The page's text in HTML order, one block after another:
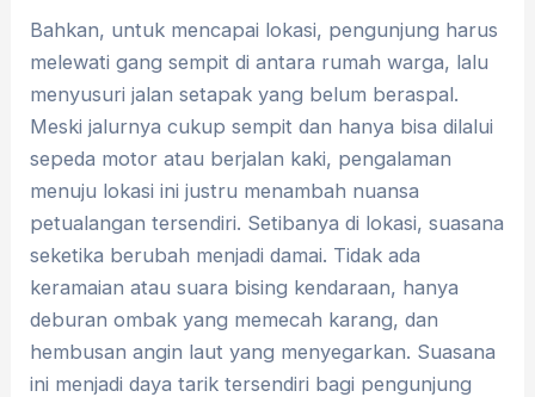
Bahkan, untuk mencapai lokasi, pengunjung harus
melewati gang sempit di antara rumah warga, lalu
menyusuri jalan setapak yang belum beraspal.
Meski jalurnya cukup sempit dan hanya bisa dilalui
sepeda motor atau berjalan kaki, pengalaman
menuju lokasi ini justru menambah nuansa
petualangan tersendiri. Setibanya di lokasi, suasana
seketika berubah menjadi damai. Tidak ada
keramaian atau suara bising kendaraan, hanya
deburan ombak yang memecah karang, dan
hembusan angin laut yang menyegarkan. Suasana
ini menjadi daya tarik tersendiri bagi pengunjung